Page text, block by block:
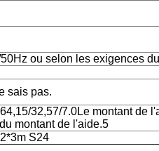
ou selon les exigences
sais pas.
32,57/7.0Le montant de
montant de l'aide.5
S24